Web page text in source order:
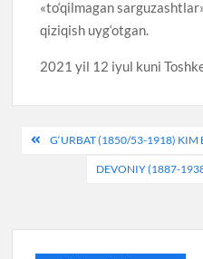
«to‘qilmagan
qiziqish uyg‘otgan.
2021 yil 12 iyul kuni
Post
menyusi
G‘URBAT (1850/53-1918) KIM
DEVONIY (1887-